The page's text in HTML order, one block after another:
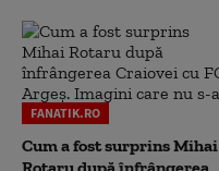
FANATIK.RO
Cum a fost surprins Mihai
Rotaru după înfrângerea